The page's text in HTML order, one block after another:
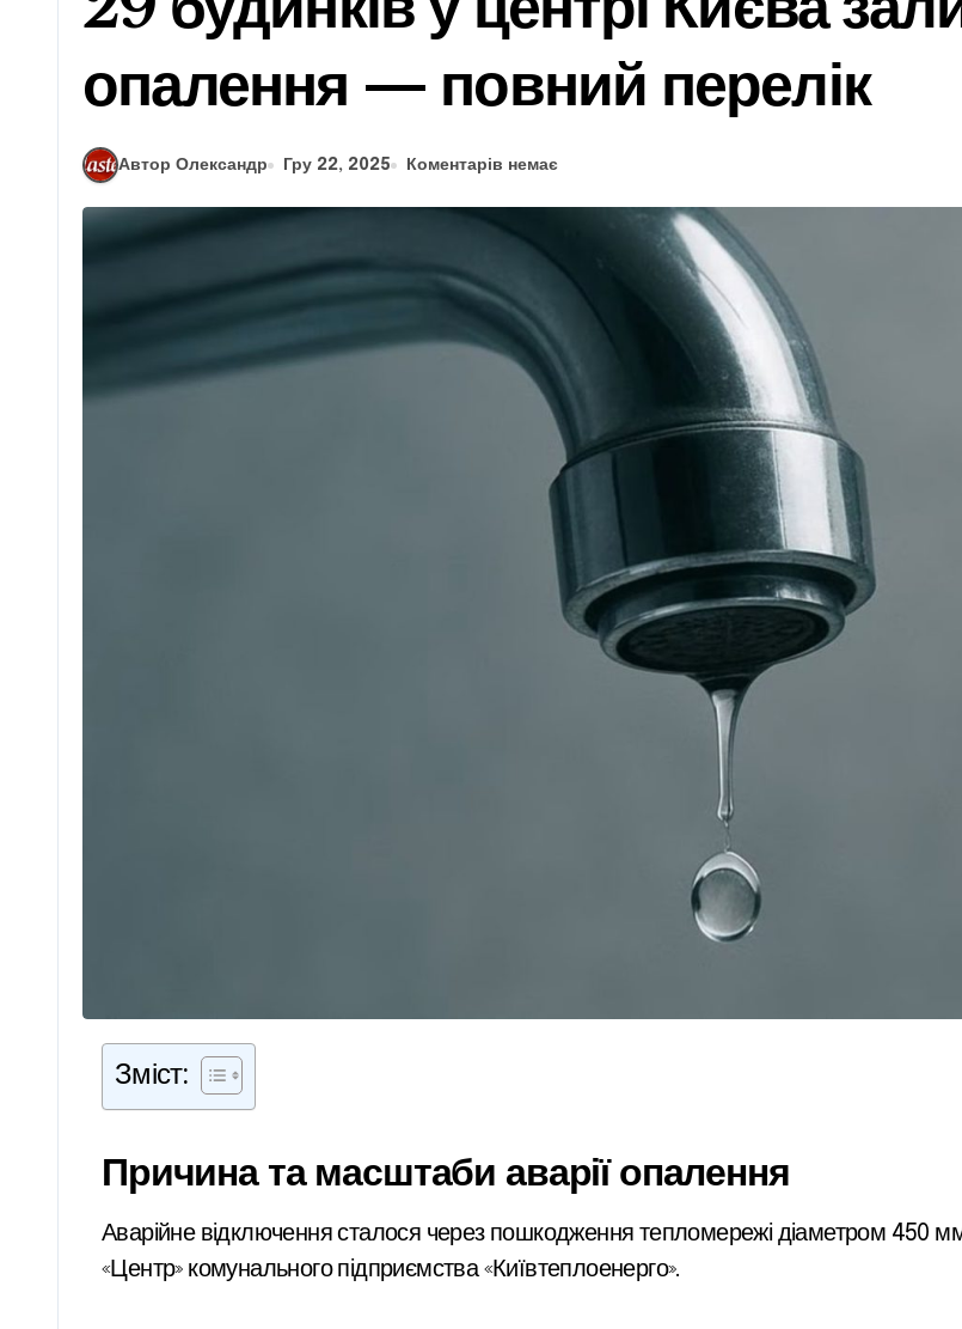
опалення — повний перелік
Автор Олександр Гру 22, 2025 Коментарів немає
Зміст:
Причина та масштаби аварії опалення
Аварійне відключення сталося через пошкодження тепломережі діаметром 450 мм. Роботи з усунення пошкодження виконує РТМ
«Центр» комунального підприємства «Київтеплоенерго».